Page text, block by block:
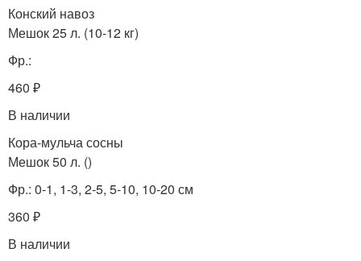
Конский навоз
Мешок 25 л. (10-12 кг)
Фр.:
460 ₽
В наличии
Кора-мульча сосны
Мешок 50 л. ()
Фр.: 0-1, 1-3, 2-5, 5-10, 10-20 см
360 ₽
В наличии